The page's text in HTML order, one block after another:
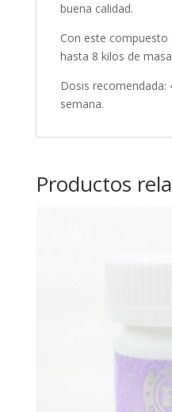
buena calidad.
Con este
hasta 8 kilos de
Dosis
semana.
Productos